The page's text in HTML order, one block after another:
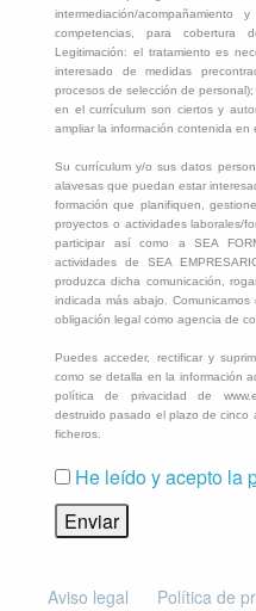
intermediación/
competencias, para cobertura
Legitimación: el tratamiento es
interesado de medidas
procesos de selección de
en el currículum son ciertos y
ampliar la información contenida en
Su currículum y/o sus datos
alavesas que puedan estar
formación que planifiquen,
proyectos o actividades laborales/
participar así como a SEA
actividades de SEA
produzca dicha comunicación,
indicada más abajo.
obligación legal como agencia de
Puedes acceder, rectificar y
como se detalla en la información
política de privacidad de
destruido pasado el plazo de cinco
ficheros.
He leído y acepto la
Aviso legal Política de